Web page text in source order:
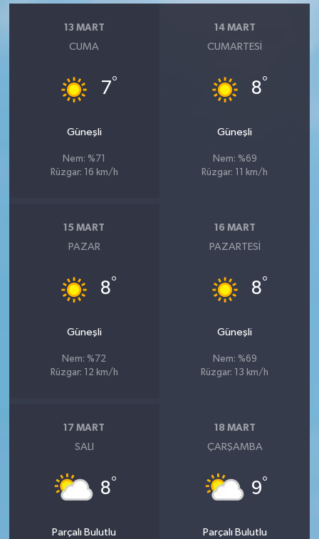
13 MART
CUMA
7°
Güneşli
Nem: %71
Rüzgar: 16 km/h
14 MART
CUMARTESI
8°
Güneşli
Nem: %69
Rüzgar: 11 km/h
15 MART
PAZAR
8°
Güneşli
Nem: %72
Rüzgar: 12 km/h
16 MART
PAZARTESI
8°
Güneşli
Nem: %69
Rüzgar: 13 km/h
17 MART
SALI
8°
Parçalı Bulutlu
18 MART
ÇARŞAMBA
9°
Parçalı Bulutlu